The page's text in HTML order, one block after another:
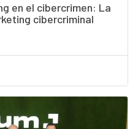
en el cibercrimen: La
cibercriminal